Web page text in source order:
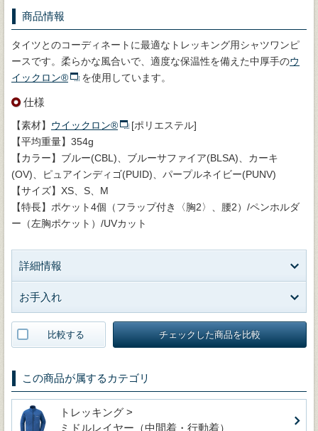
商品情報
タイツとのコーディネートに最適なトレッキング用シャツワンピ
ースです。柔らかな風合いで、適度な保温性を備えた中厚手のウ
イックロン®
を使用しています。
仕様
【素材】 ウイックロン®
[ポリエステル]
【平均重量】354g
【カラー】ブルー(CBL)、ブルーサファイア(BLSA)、カーキ
(OV)、ピュアインディゴ(PUID)、パープルネイビー(PUNV)
【サイズ】XS、S、M
【特長】ポケット4個（フラップ付き〈胸2〉、腰2）/ペンホルダ
ー（左胸ポケット）/UVカット
詳細情報
お手入れ
比較する チェックした商品を比較
この商品が属するカテゴリ
トレッキング >
ミドルレイヤー（中間着・行動着）